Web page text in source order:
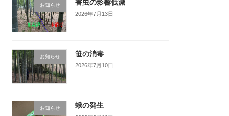
お知らせ 害虫の影響低減
2026年7月13日
お知らせ 笹の消毒
2026年7月10日
お知らせ 蛾の発生